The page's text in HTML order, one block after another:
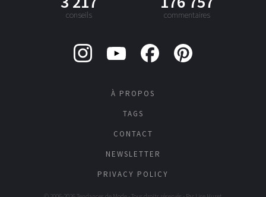
conseils commentaires
À PROPOS
TAGS
CONTACT
NEWSLETTER
PRIVACY POLICY